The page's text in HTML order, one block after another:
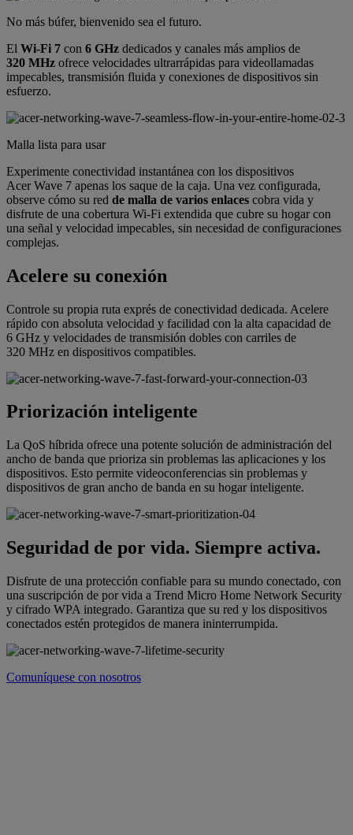
No más búfer, bienvenido sea el futuro.
El Wi-Fi 7 con 6 GHz dedicados y canales más amplios de
320 MHz ofrece velocidades ultrarrápidas para videollamadas
impecables, transmisión fluida y conexiones de dispositivos sin
esfuerzo.
Malla lista para usar
Experimente conectividad instantánea con los dispositivos
Acer Wave 7 apenas los saque de la caja. Una vez configurada,
observe cómo su red de malla de varios enlaces cobra vida y
disfrute de una cobertura Wi-Fi extendida que cubre su hogar con
una señal y velocidad impecables, sin necesidad de configuraciones
complejas.
Acelere su conexión
Controle su propia ruta exprés de conectividad dedicada. Acelere
rápido con absoluta velocidad y facilidad con la alta capacidad de
6 GHz y velocidades de transmisión dobles con carriles de
320 MHz en dispositivos compatibles.
Priorización inteligente
La QoS híbrida ofrece una potente solución de administración del
ancho de banda que prioriza sin problemas las aplicaciones y los
dispositivos. Esto permite videoconferencias sin problemas y
dispositivos de gran ancho de banda en su hogar inteligente.
Seguridad de por vida. Siempre activa.
Disfrute de una protección confiable para su mundo conectado, con
una suscripción de por vida a Trend Micro Home Network Security
y cifrado WPA integrado. Garantiza que su red y los dispositivos
conectados estén protegidos de manera ininterrumpida.
Comuníquese con nosotros